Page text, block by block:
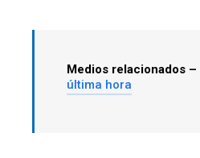
Medios relacionados –
última hora